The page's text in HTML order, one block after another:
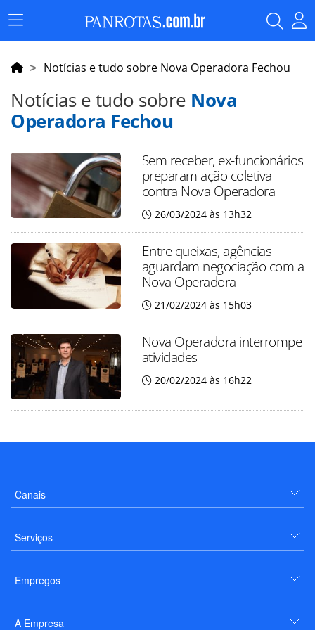
Menu
Principal
Notícias e tudo sobre Nova Operadora Fechou
Notícias e tudo sobre Nova
Operadora Fechou
Sem receber, ex-funcionários
preparam ação coletiva
contra Nova Operadora
26/03/2024 às 13h32
Entre queixas, agências
aguardam negociação com a
Nova Operadora
21/02/2024 às 15h03
Nova Operadora interrompe
atividades
20/02/2024 às 16h22
Canais
Serviços
Empregos
A Empresa